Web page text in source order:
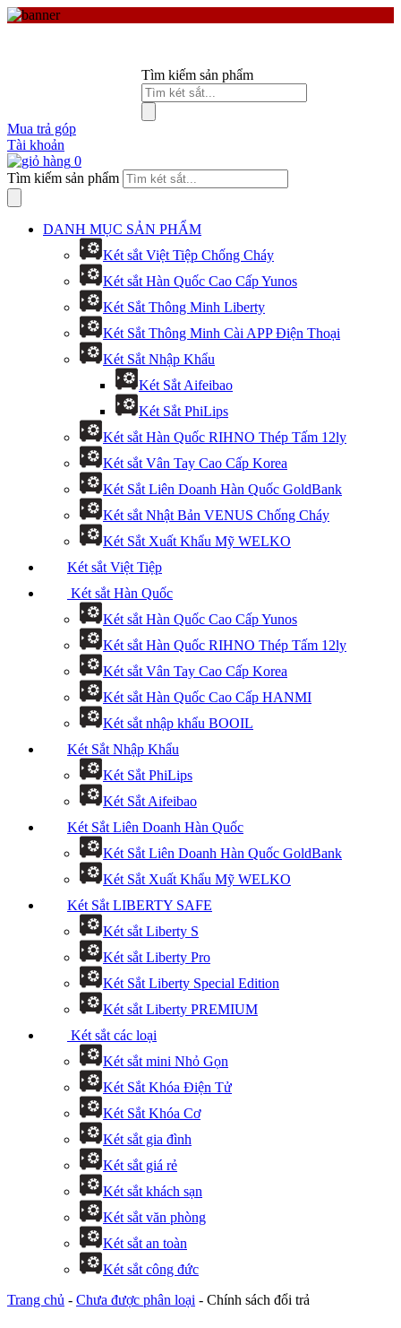
Tìm kiếm sản phẩm
Mua trả góp
Tài khoản
0
Tìm kiếm sản phẩm
DANH MỤC SẢN PHẨM
Két sắt Việt Tiệp Chống Cháy
Két sắt Hàn Quốc Cao Cấp Yunos
Két Sắt Thông Minh Liberty
Két Sắt Thông Minh Cài APP Điện Thoại
Két Sắt Nhập Khẩu
Két Sắt Aifeibao
Két Sắt PhiLips
Két sắt Hàn Quốc RIHNO Thép Tấm 12ly
Két sắt Vân Tay Cao Cấp Korea
Két Sắt Liên Doanh Hàn Quốc GoldBank
Két sắt Nhật Bản VENUS Chống Cháy
Két Sắt Xuất Khẩu Mỹ WELKO
Két sắt Việt Tiệp
Két sắt Hàn Quốc
Két sắt Hàn Quốc Cao Cấp Yunos
Két sắt Hàn Quốc RIHNO Thép Tấm 12ly
Két sắt Vân Tay Cao Cấp Korea
Két sắt Hàn Quốc Cao Cấp HANMI
Két sắt nhập khẩu BOOIL
Két Sắt Nhập Khẩu
Két Sắt PhiLips
Két Sắt Aifeibao
Két Sắt Liên Doanh Hàn Quốc
Két Sắt Liên Doanh Hàn Quốc GoldBank
Két Sắt Xuất Khẩu Mỹ WELKO
Két Sắt LIBERTY SAFE
Két sắt Liberty S
Két sắt Liberty Pro
Két Sắt Liberty Special Edition
Két sắt Liberty PREMIUM
Két sắt các loại
Két sắt mini Nhỏ Gọn
Két Sắt Khóa Điện Tử
Két Sắt Khóa Cơ
Két sắt gia đình
Két sắt giá rẻ
Két sắt khách sạn
Két sắt văn phòng
Két sắt an toàn
Két sắt công đức
Trang chủ - Chưa được phân loại - Chính sách đổi trả